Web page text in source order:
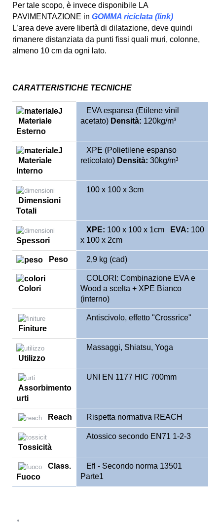
Per tale scopo, è invece disponibile LA
PAVIMENTAZIONE in GOMMA riciclata (link)
L’area deve avere libertà di dilatazione, deve quindi
rimanere distanziata da punti fissi quali muri, colonne,
almeno 10 cm da ogni lato.
CARATTERISTICHE TECNICHE
Materiale
Esterno
EVA espansa (Etilene vinil
acetato) Densità: 120kg/m³
Materiale
Interno
XPE (Polietilene espanso
reticolato) Densità: 30kg/m³
Dimensioni
Totali
100 x 100 x 3cm
Spessori
XPE: 100 x 100 x 1cm EVA: 100
x 100 x 2cm
Peso 2,9 kg (cad)
Colori
COLORI: Combinazione EVA e
Wood a scelta + XPE Bianco
(interno)
Finiture
Antiscivolo, effetto "Crossrice"
Utilizzo
Massaggi, Shiatsu, Yoga
Assorbimento
urti
UNI EN 1177 HIC 700mm
Reach Rispetta normativa REACH
Tossicità
Atossico secondo EN71 1-2-3
Class.
Fuoco
Efl - Secondo norma 13501
Parte1